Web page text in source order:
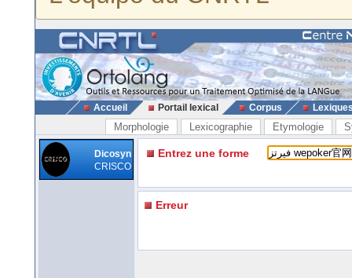
Accueil Portail lexical Corpus
Morphologie Lexicographie Etymologie
Dicosyn
CRISCO
Entrez une forme
Erreur